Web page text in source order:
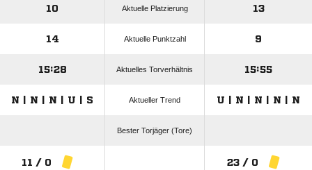
10 Aktuelle Platzierung 13
14 Aktuelle Punktzahl 9
15:28 Aktuelles Torverhältnis 15:55
N | N | N | U | S Aktueller Trend U | N | N | N | N
Bester Torjäger (Tore)
11 / 0 23 / 0